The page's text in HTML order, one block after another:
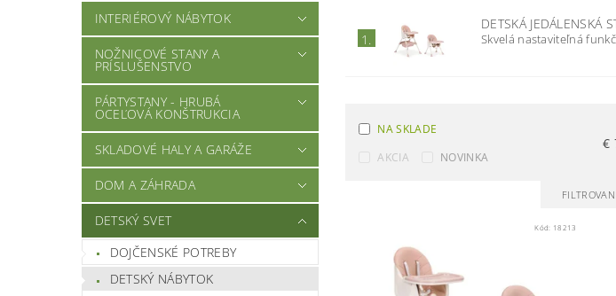
INTERIÉROVÝ NÁBYTOK
NOŽNICOVÉ STANY A
PRÍSLUŠENSTVO
PÁRTYSTANY - HRUBÁ
OCEĽOVÁ KONŠTRUKCIA
SKLADOVÉ HALY A GARÁŽE
DOM A ZÁHRADA
DETSKÝ SVET
DOJČENSKÉ POTREBY
DETSKÝ NÁBYTOK
1.
DETSKÁ JEDÁLENSKÁ
Skvelá nastaviteľná
NA SKLADE
AKCIA
NOVINKA
€
Kód: 18213